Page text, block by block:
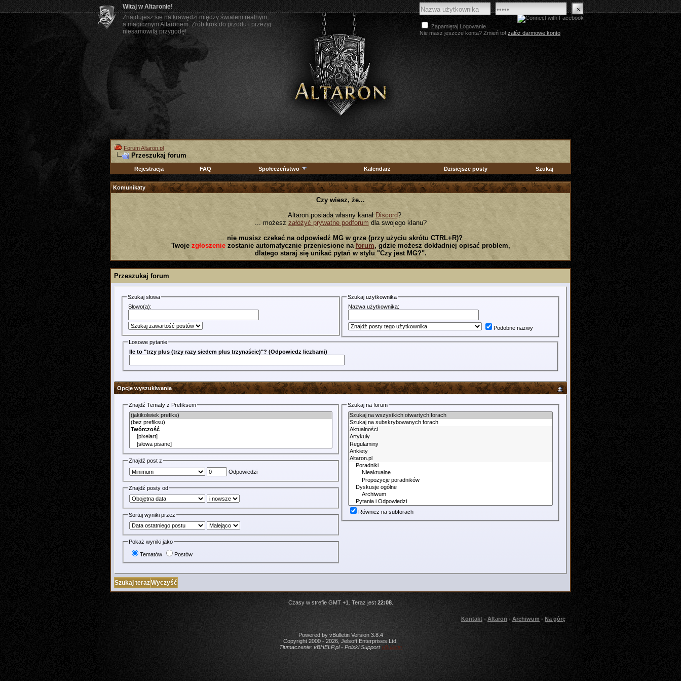
Witaj w Altaronie!
Znajdujesz się na krawędzi między światem realnym,
a magicznym Altaronem. Zrób krok do przodu i przeżyj
niesamowitą przygodę!
Zapamiętaj Logowanie
Nie masz jeszcze konta? Zmień to! załóż darmowe konto
Forum Altaron.pl
Przeszukaj forum
Rejestracja FAQ Społeczeństwo Kalendarz Dzisiejsze posty Szukaj
Komunikaty
Czy wiesz, że...
... Altaron posiada własny kanał Discord?
... możesz założyć prywatne podforum dla swojego klanu?
... nie musisz czekać na odpowiedź MG w grze (przy użyciu skrótu CTRL+R)?
Twoje zgłoszeniezostanie automatycznie przeniesione na forum, gdzie możesz dokładniej opisać problem,
dlatego staraj się unikać pytań w stylu "Czy jest MG?".
Przeszukaj forum
Szukaj słowa
Słowo(a):
Szukaj użytkownika
Nazwa użytkownika:
Podobne nazwy
Losowe pytanie
Ile to "trzy plus (trzy razy siedem plus trzynaście)"? (Odpowiedz liczbami)
Opcje wyszukiwania
Znajdź Tematy z Prefiksem
Znajdź post z
Odpowiedzi
Znajdź posty od
Sortuj wyniki przez
Pokaż wyniki jako
Tematów Postów
Szukaj na forum
Również na subforach
Czasy w strefie GMT +1. Teraz jest22:08.
Kontakt - Altaron - Archiwum - Na górę
Powered by vBulletin Version 3.8.4
Copyright 2000 - 2026, Jelsoft Enterprises Ltd.
Tłumaczenie: vBHELP.pl - Polski Support vBulletin